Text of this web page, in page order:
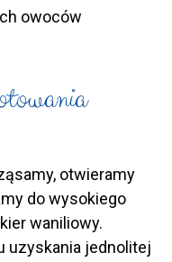
owoców
otwieramy
do wysokiego
waniliowy.
uzyskania jednolitej